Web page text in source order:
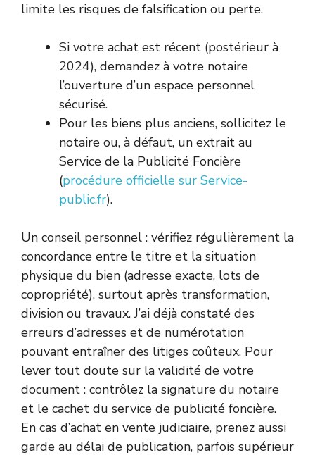
limite les risques de falsification ou perte.
Si votre achat est récent (postérieur à
2024), demandez à votre notaire
l’ouverture d’un espace personnel
sécurisé.
Pour les biens plus anciens, sollicitez le
notaire ou, à défaut, un extrait au
Service de la Publicité Foncière
(procédure officielle sur Service-
public.fr).
Un conseil personnel : vérifiez régulièrement la
concordance entre le titre et la situation
physique du bien (adresse exacte, lots de
copropriété), surtout après transformation,
division ou travaux. J’ai déjà constaté des
erreurs d’adresses et de numérotation
pouvant entraîner des litiges coûteux. Pour
lever tout doute sur la validité de votre
document : contrôlez la signature du notaire
et le cachet du service de publicité foncière.
En cas d’achat en vente judiciaire, prenez aussi
garde au délai de publication, parfois supérieur